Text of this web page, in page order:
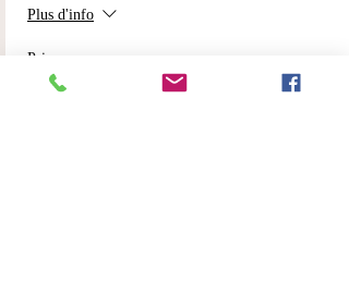
Plus d'info
Prix
50,00 €